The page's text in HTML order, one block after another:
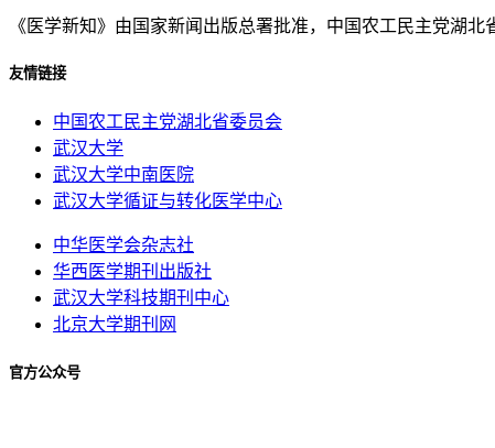
《医学新知》由国家新闻出版总署批准，中国农工民主党湖
友情链接
中国农工民主党湖北省委员会
武汉大学
武汉大学中南医院
武汉大学循证与转化医学中心
中华医学会杂志社
华西医学期刊出版社
武汉大学科技期刊中心
北京大学期刊网
官方公众号